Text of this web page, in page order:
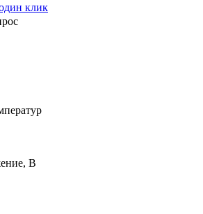
клик
В